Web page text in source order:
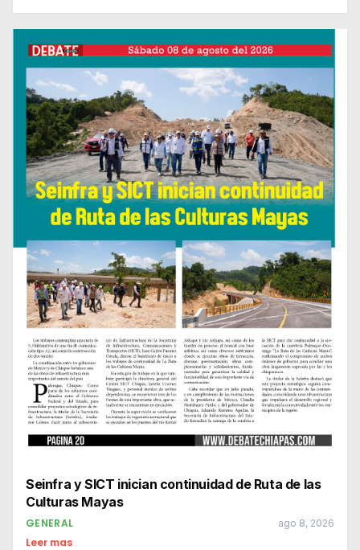
Seinfra y SICT inician continuidad de Ruta de las
Culturas Mayas
GENERAL ago 8, 2026
Leer mas